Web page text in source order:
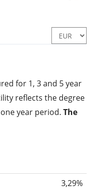
for 1, 3 and 5 year
reflects the degree
year period. The
significantly the
are generally
1, 3 and 5 years so
3,29%